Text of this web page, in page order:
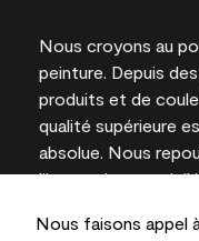
Nous faisons appel
Nous croyons au
peinture. Depuis
produits et de
qualité supérieure
absolue. Nous
l’innovation et
l’expertise locale.